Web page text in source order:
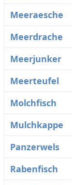
Meeraesche
Meerdrache
Meerjunker
Meerteufel
Molchfisch
Mulchkappe
Panzerwels
Rabenfisch